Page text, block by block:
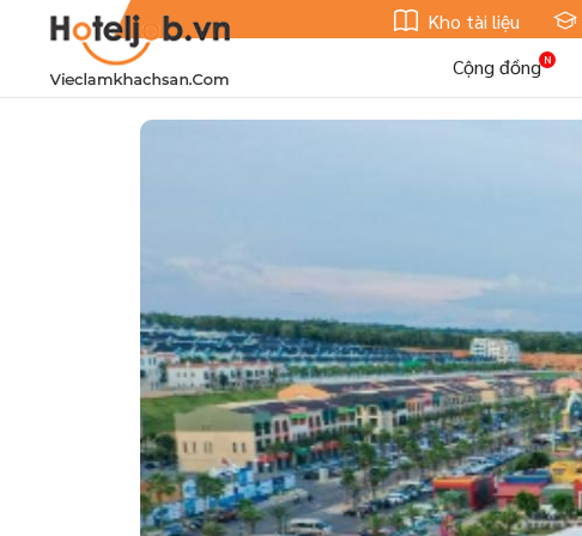
Kho tài liệu
Cộng đồng